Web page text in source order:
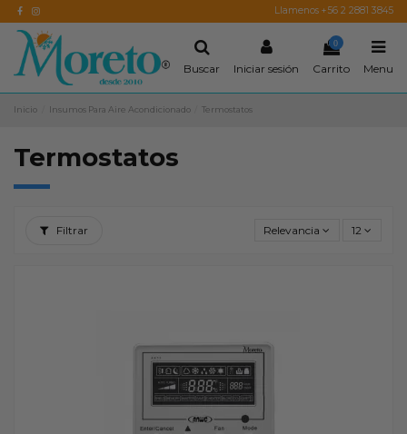
Llamenos +56 2 2881 3845
Buscar Iniciar sesión
0
Carrito Menu
Inicio Insumos Para Aire Acondicionado Termostatos
Termostatos
Filtrar Relevancia 12